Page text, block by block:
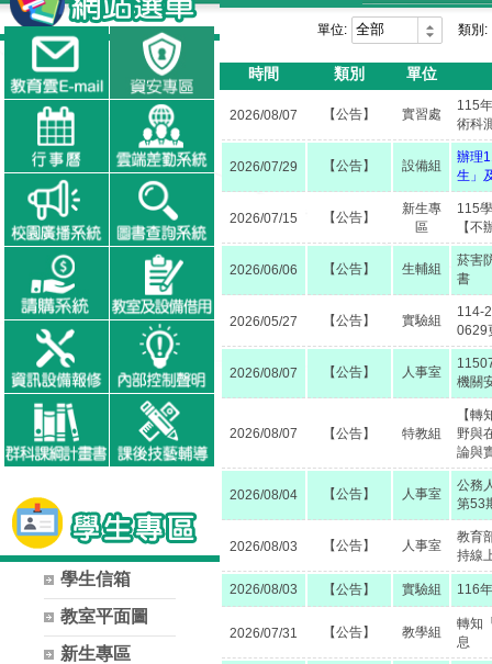
【114學年升學金榜】國立雲林科技大
【114學年升學金榜】國
【114學年升學金榜】國立
【114學年升學金榜】國立虎尾科技大
【114學年升學金榜】國立勤益科
【114學年升學金榜】臺灣警察專科
學生信箱
教室平面圖
新生專區
單位: 類別:
時間 類別 單位
2026/08/07 【公告】 實習處
115
術科
2026/07/29 【公告】 設備組
辦理
生」
2026/07/15 【公告】
新生專
區
115
【
2026/06/06 【公告】 生輔組
菸害
書
2026/05/27 【公告】 實驗組
114-
0629
2026/08/07 【公告】 人事室
機關
2026/08/07 【公告】 特教組
【
野與
論與
2026/08/04 【公告】 人事室
公務
第53
2026/08/03 【公告】 人事室
教育
持線
2026/08/03 【公告】 實驗組 116
2026/07/31 【公告】 教學組
轉知
息